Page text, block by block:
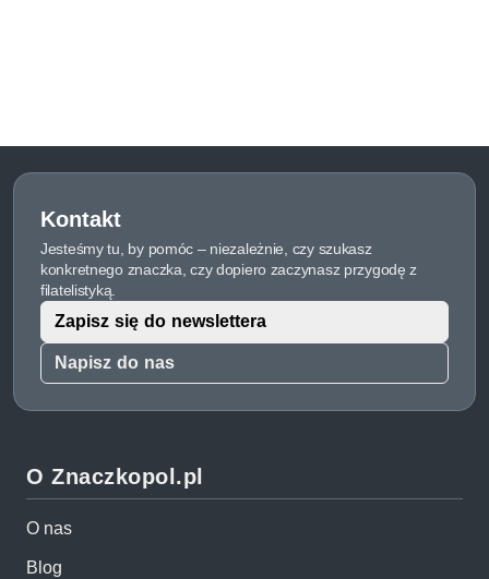
Kontakt
Jesteśmy tu, by pomóc – niezależnie, czy szukasz
konkretnego znaczka, czy dopiero zaczynasz przygodę z
filatelistyką.
Napisz do nas
Zapisz się do newslettera
O Znaczkopol.pl
O nas
Blog